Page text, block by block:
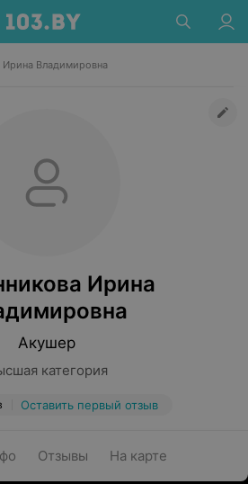
Ирина Владимировна
Ирина
Акушер
категория
Оставить первый отзыв
Отзывы На карте